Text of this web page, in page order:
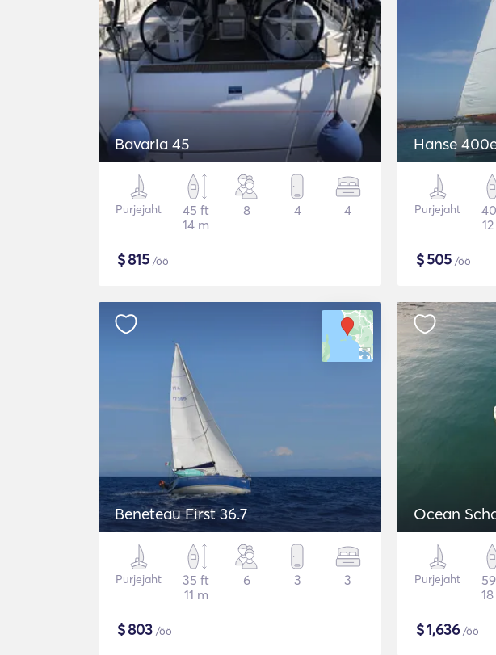
Bavaria 45
Purjejaht
45 ft
14 m
8 4 4
$815 /öö
Hanse
Purjejaht
$505 /öö
Beneteau First 36.7
Purjejaht
35 ft
11 m
6 3 3
$803 /öö
Ocean
Purjejaht
$1,636/öö